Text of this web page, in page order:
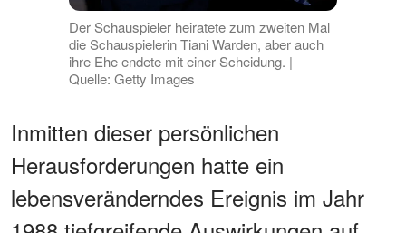
Der Schauspieler heiratete zum zweiten Mal
die Schauspielerin Tiani Warden, aber auch
ihre Ehe endete mit einer Scheidung. |
Quelle: Getty Images
Inmitten dieser persönlichen
Herausforderungen hatte ein
lebensveränderndes Ereignis im Jahr